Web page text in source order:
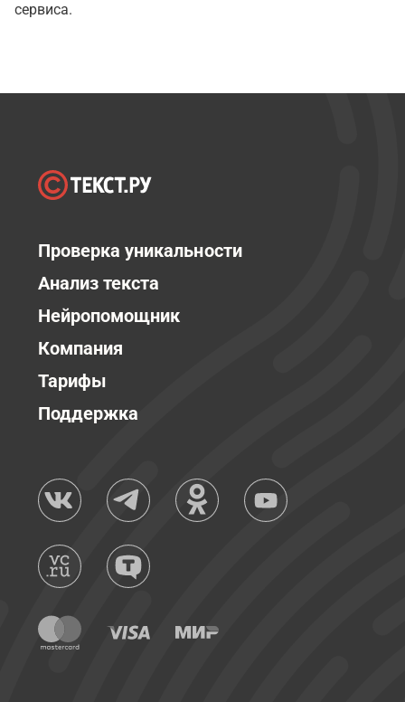
сервиса.
Проверка уникальности
Анализ текста
Нейропомощник
Компания
Тарифы
Поддержка